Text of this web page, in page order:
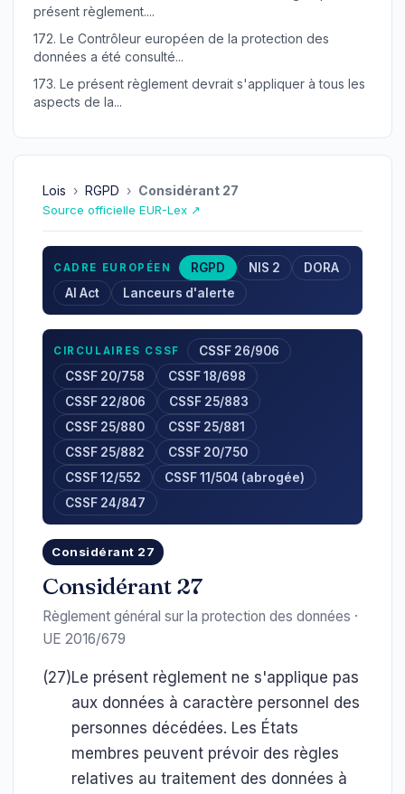
présent règlement....
172. Le Contrôleur européen de la protection des
données a été consulté...
173. Le présent règlement devrait s'appliquer à tous les
aspects de la...
Lois › RGPD › Considérant 27
Source officielle EUR-Lex ↗
CADRE EUROPÉEN RGPD NIS 2
DORA
AI Act
Lanceurs d'alerte
CIRCULAIRES CSSF
CSSF 26/906
CSSF 20/758
CSSF 18/698
CSSF 22/806
CSSF 25/883
CSSF 25/880
CSSF 25/881
CSSF 25/882
CSSF 20/750
CSSF 12/552
CSSF 11/504 (abrogée)
CSSF 24/847
Considérant 27
Considérant 27
Règlement général sur la protection des données ·
UE 2016/679
(27)Le présent règlement ne s'applique pas
aux données à caractère personnel des
personnes décédées. Les États
membres peuvent prévoir des règles
relatives au traitement des données à